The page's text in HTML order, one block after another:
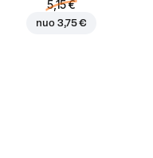
5,15 €
nuo 3,75 €